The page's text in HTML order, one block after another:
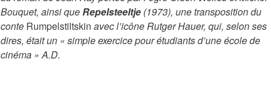
Bouquet, ainsi queRepelsteeltje (1973), une transposition du
conte Rumpelstiltskin avec l’icône Rutger Hauer, qui, selon ses
dires, était un « simple exercice pour étudiants d’une école de
cinéma »A.D.